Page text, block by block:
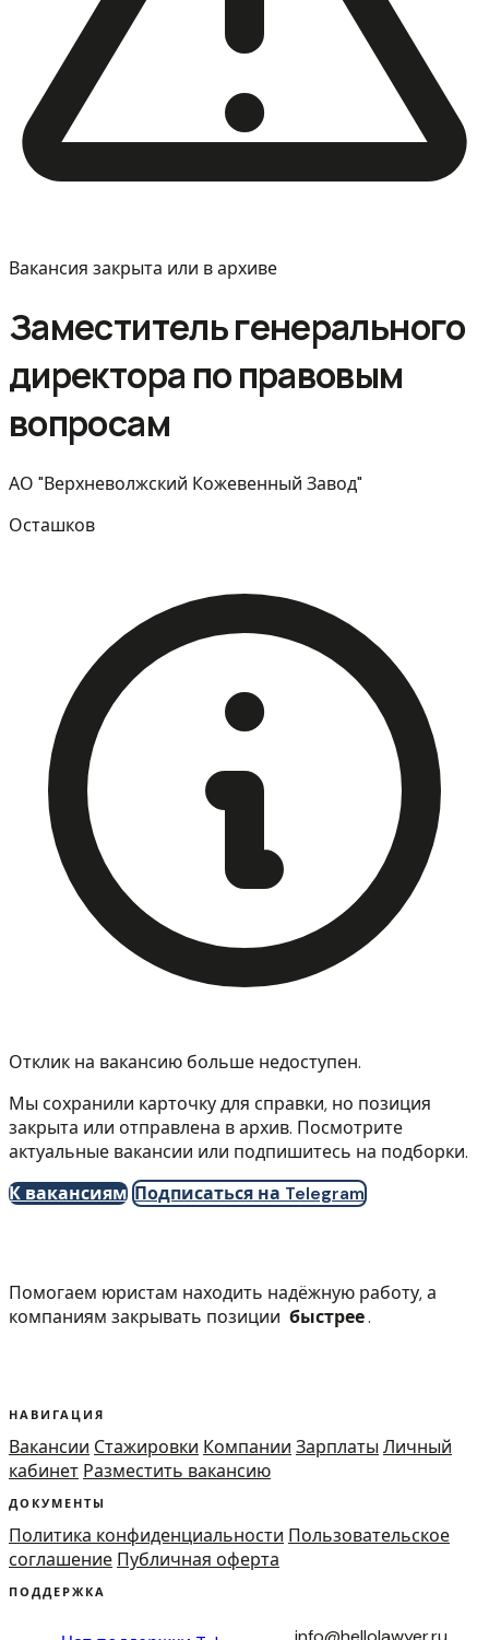
Вакансия закрыта или в архиве
Заместитель генерального
директора по правовым
вопросам
АО "Верхневолжский Кожевенный Завод"
Осташков
Отклик на вакансию больше недоступен.
Мы сохранили карточку для справки, но позиция
закрыта или отправлена в архив. Посмотрите
актуальные вакансии или подпишитесь на подборки.
К вакансиям Подписаться на Telegram
Помогаем юристам находить надёжную работу, а
компаниям закрывать позиции быстрее.
НАВИГАЦИЯ
Вакансии Стажировки Компании Зарплаты Личный
кабинет Разместить вакансию
ДОКУМЕНТЫ
Политика конфиденциальности Пользовательское
соглашение Публичная оферта
ПОДДЕРЖКА